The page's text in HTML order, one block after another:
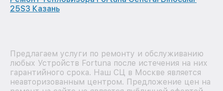
25S3 Казань
Предлагаем услуги по ремонту и обслуживанию
любых Устройств Fortuna после истечения на них
гарантийного срока. Наш СЦ в Москве является
неавторизованным центром. Предложение цен на